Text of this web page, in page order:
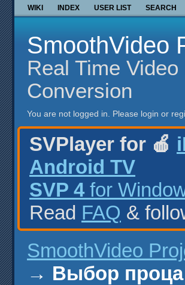
WIKI INDEX USER LIST SEARCH
SmoothVideo
Real Time
Conversion
You are not logged in. Please login or
SVPlayer for 🍎
Android TV
SVP 4 for
Read FAQ &
SmoothVideo
→ Выбор